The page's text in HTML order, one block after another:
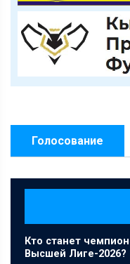
Голосование
Кто станет
Высшей Лиге-2026?